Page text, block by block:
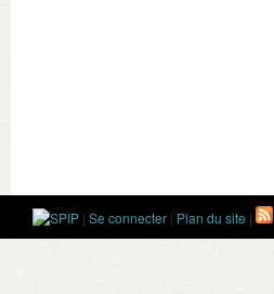
| Se connecter | Plan du site |